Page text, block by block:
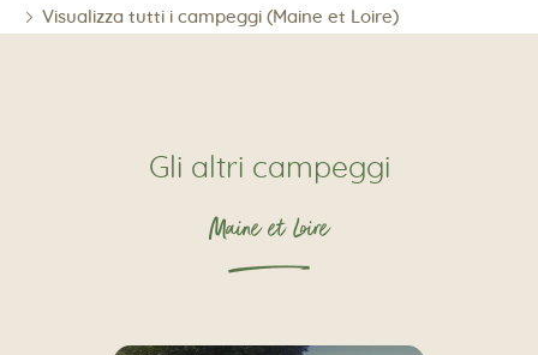
Visualizza tutti i campeggi (Maine et Loire)
Gli altri campeggi
Maine et Loire